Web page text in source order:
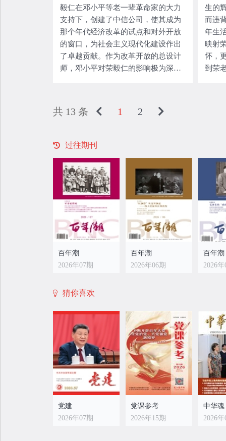
毅仁在邓小平等老一辈革命家的大力
支持下，创建了中信公司，使其成为
那个年代经济改革的试点和对外开放
的窗口，为社会主义现代化建设作出
了卓越贡献。作为改革开放的总设计
师，邓小平对荣毅仁的影响极为深
生的
而违
年生
映射
怀，
到荣
共 13 条 1 2
过往期刊
百年潮
2026年07期
百年潮
2026年06期
百年潮
2026年
猜你喜欢
党建
2026年07期
党课参考
2026年15期
中华魂
2026年